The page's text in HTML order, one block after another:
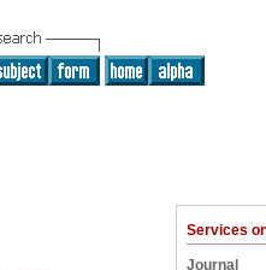
Services
Journal